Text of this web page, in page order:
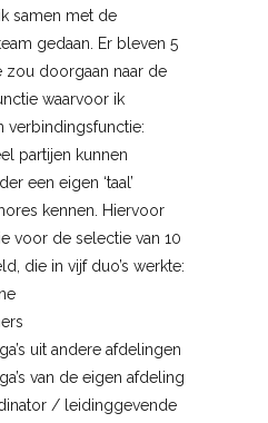
samen met de
gedaan. Er bleven 5
zou doorgaan naar de
waarvoor ik
verbindingsfunctie:
partijen kunnen
een eigen ‘taal’
kennen. Hiervoor
voor de selectie van 10
die in vijf duo’s werkte:
uit andere afdelingen
van de eigen afdeling
/ leidinggevende